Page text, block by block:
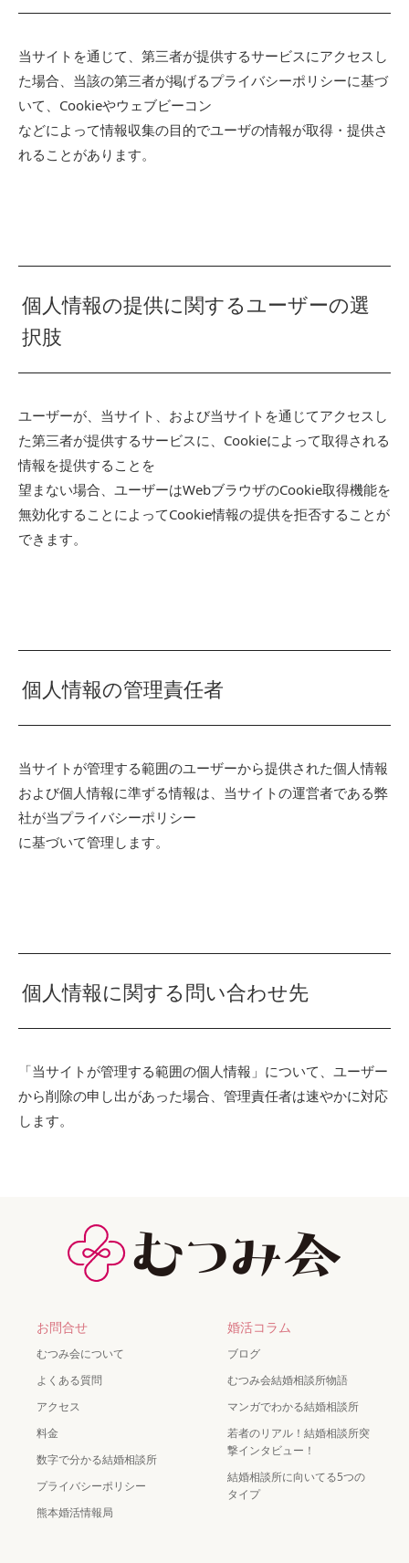
当サイトを通じて、第三者が提供するサービスにアクセスし
た場合、当該の第三者が掲げるプライバシーポリシーに基づ
いて、Cookieやウェブビーコン
などによって情報収集の目的でユーザの情報が取得・提供さ
れることがあります。
個人情報の提供に関するユーザーの選
択肢
ユーザーが、当サイト、および当サイトを通じてアクセスし
た第三者が提供するサービスに、Cookieによって取得される
情報を提供することを
望まない場合、ユーザーはWebブラウザのCookie取得機能を
無効化することによってCookie情報の提供を拒否することが
できます。
個人情報の管理責任者
当サイトが管理する範囲のユーザーから提供された個人情報
および個人情報に準ずる情報は、当サイトの運営者である弊
社が当プライバシーポリシー
に基づいて管理します。
個人情報に関する問い合わせ先
「当サイトが管理する範囲の個人情報」について、ユーザー
から削除の申し出があった場合、管理責任者は速やかに対応
します。
お問合せ
むつみ会について
よくある質問
アクセス
料金
数字で分かる結婚相談所
プライバシーポリシー
熊本婚活情報局
婚活コラム
ブログ
むつみ会結婚相談所物語
マンガでわかる結婚相談所
若者のリアル！結婚相談所突
撃インタビュー！
結婚相談所に向いてる5つの
タイプ